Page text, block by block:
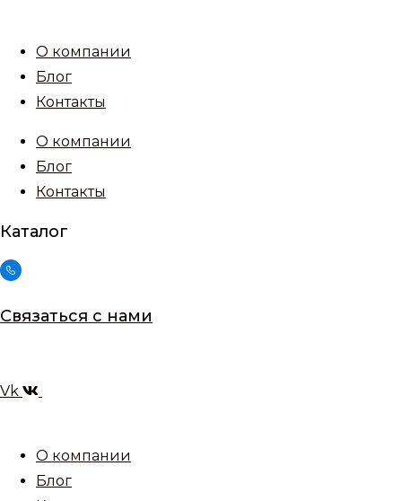
содержимому
О компании
Блог
Контакты
О компании
Блог
Контакты
Каталог
Связаться с нами
Vk
О компании
Блог